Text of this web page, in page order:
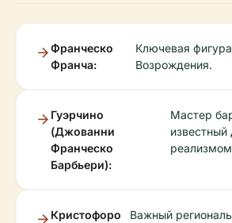
Франческо
Франча:
Ключевая
Возрождения.
Гуэрчино
(Джованни
Франческо
Барбьери):
Мастер
Кристофоро
Важный